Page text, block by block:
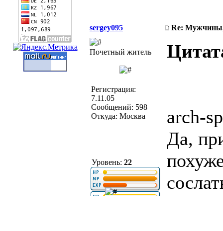
sergey095 Re:
Почетный житель
Регистрация:
7.11.05
Сообщений: 598
Откуда: Москва
Уровень: 22
arch-
Да,